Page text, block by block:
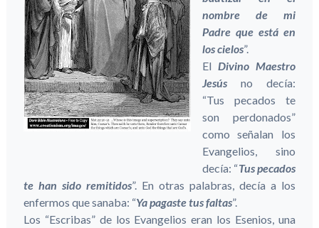
nombre de mi
Padre que está en
los cielos”.
El Divino Maestro
Jesúsno decía:
“Tus pecados te
son perdonados”
como señalan los
Evangelios, sino
decía: “Tus pecados
te han sido remitidos”. En otras palabras, decía a los
enfermos que sanaba: “Ya pagaste tus faltas”.
Los “Escribas” de los Evangelios eran los Esenios, una